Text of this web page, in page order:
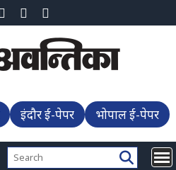
इंदौर ई-पेपर भोपाल ई-पेपर